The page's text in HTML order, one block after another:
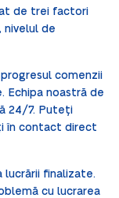
de trei factori
nivelul de
comenzii
Echipa noastră de
24/7. Puteți
în contact direct
lucrării finalizate.
cu lucrarea